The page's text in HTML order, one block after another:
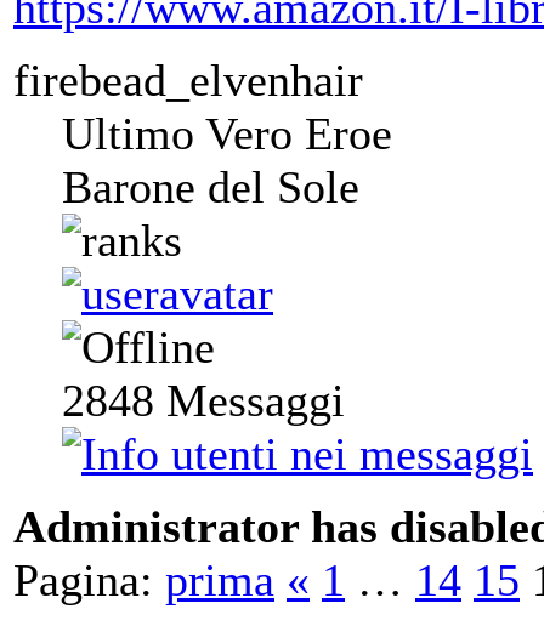
firebead_elvenhair
Ultimo Vero Eroe
Barone del Sole
2848 Messaggi
Administrator has
Pagina: prima « 1 … 14 15